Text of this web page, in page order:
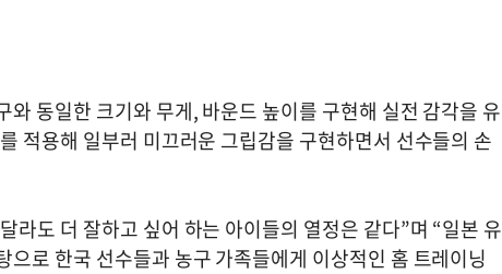
동일한 크기와 무게, 바운드 높이를 구현해 실전 감각을 유
적용해 일부러 미끄러운 그립감을 구현하면서 선수들의 손
라도 더 잘하고 싶어 하는 아이들의 열정은 같다”며 “일본 유
로 한국 선수들과 농구 가족들에게 이상적인 홈 트레이닝